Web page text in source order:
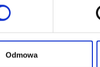
Odmowa